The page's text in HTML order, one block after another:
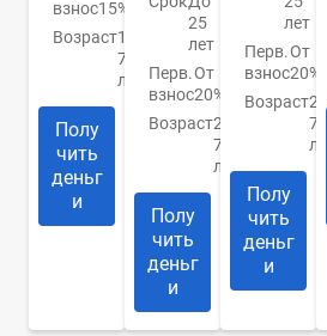
взнос15%
Возраст18-
70
лет
Полу
чить
деньг
и
25
лет
Перв.
взнос
От
20%
Возраст20-
75
лет
Полу
чить
деньг
и
лет
Перв.
взнос
От
20%
Возраст20-
75
лет
Полу
чить
деньг
и